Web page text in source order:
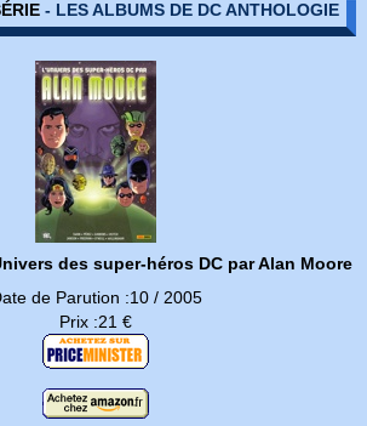
- LES ALBUMS DE DC ANTHOLOGIE
des super-héros DC par Alan Moore
de Parution :10 / 2005
Prix :21 €